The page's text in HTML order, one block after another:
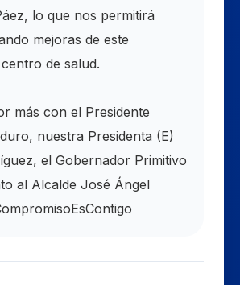
lo que nos permitirá
mejoras de este
de salud.
más con el Presidente
nuestra Presidenta (E)
el Gobernador Primitivo
al Alcalde José Ángel